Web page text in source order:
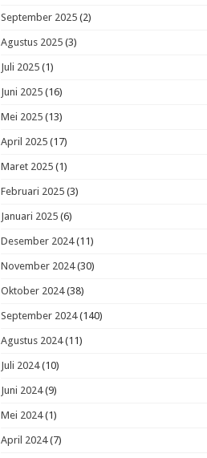
September 2025(2)
Agustus 2025(3)
Juli 2025(1)
Juni 2025(16)
Mei 2025(13)
April 2025(17)
Maret 2025(1)
Februari 2025(3)
Januari 2025(6)
Desember 2024(11)
November 2024(30)
Oktober 2024(38)
September 2024(140)
Agustus 2024(11)
Juli 2024(10)
Juni 2024(9)
Mei 2024(1)
April 2024(7)